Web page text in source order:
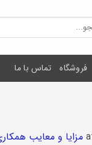
فروشگاه تماس با ما
مزایا و معایب